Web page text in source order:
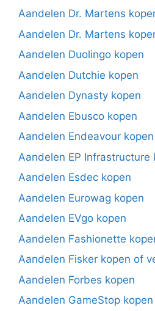
Aandelen Dr. Martens
Aandelen Dr. Martens
Aandelen Duolingo kopen
Aandelen Dutchie kopen
Aandelen Dynasty kopen
Aandelen Ebusco kopen
Aandelen Endeavour kopen
Aandelen EP Infrastructure
Aandelen Esdec kopen
Aandelen Eurowag kopen
Aandelen EVgo kopen
Aandelen Fashionette
Aandelen Fisker kopen of
Aandelen Forbes kopen
Aandelen GameStop kopen